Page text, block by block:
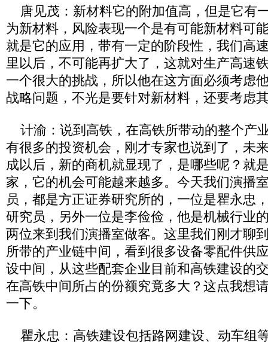
唐见茂：新材料它的附加值高，但是它有
为新材料，风险表现一个是有可能新材料可
就是它的应用，带有一定的阶段性，我们高
里以后，不可能再扩大了，这就对生产高速
一个很大的挑战，所以他在这方面必须考虑
战略问题，不光是要针对新材料，还要考虑
计渝：说到高铁，在高铁所带动的整个产
有很多的投资机会，刚才专家也说到了，未
成以后，新的商机就显现了，是哪些呢？就
家，它的机会可能越来越多。今天我们演播
员，都是方正证券研究所的，一位是瞿永忠
研究员，另外一位是李俭俭，他是机械行业
两位来到我们演播室做客。这里我们刚才聊
所带的产业链中间，看到很多设备零配件供
设中间，从这些配套企业目前和高铁建设的
在高铁中间所占的份额究竟多大？这点我想
一下。
瞿永忠：高铁建设包括路网建设、动车组